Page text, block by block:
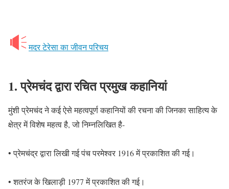
मदर टेरेसा का जीवन परिचय
1. प्रेमचंद द्वारा रचित प्रमुख कहानियां
मुंशी प्रेमचंद ने कई ऐसे महत्वपूर्ण कहानियों की रचना की जिनका साहित्य के
क्षेत्र में विशेष महत्व है, जो निम्नलिखित है-
• प्रेमचंद्र द्वारा लिखी गई पंच परमेश्वर 1916 में प्रकाशित की गई।
• शतरंज के खिलाड़ी 1977 में प्रकाशित की गई।